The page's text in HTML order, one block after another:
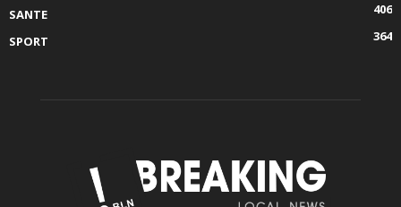
SANTE
406
SPORT
364